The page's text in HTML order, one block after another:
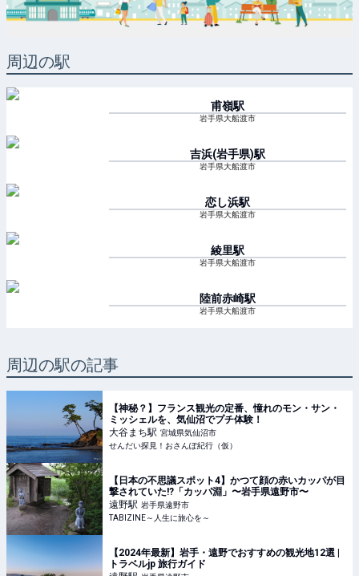
周辺の駅
甫嶺駅
岩手県大船渡市
吉浜(岩手県)駅
岩手県大船渡市
恋し浜駅
岩手県大船渡市
綾里駅
岩手県大船渡市
陸前赤崎駅
岩手県大船渡市
周辺の駅の記事
【神秘？】フランス観光の定番、憧れのモン・サン・
ミッシェルを、気仙沼でプチ体験！
大谷まち駅 宮城県気仙沼市
せんだい探見！おさんぽ紀行（仮）
【日本の不思議スポット4】かつて顔の赤いカッパが目
撃されていた!?「カッパ淵」〜岩手県遠野市〜
遠野駅 岩手県遠野市
TABIZINE～人生に旅心を～
【2024年最新】岩手・遠野でおすすめの観光地12選 |
トラベルjp 旅行ガイド